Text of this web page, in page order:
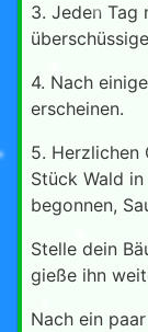
3. Jeden Tag
4. Nach
erscheinen.
5. Herzlichen
Stück Wald
begonnen,
Stelle dein
gieße ihn
Nach ein